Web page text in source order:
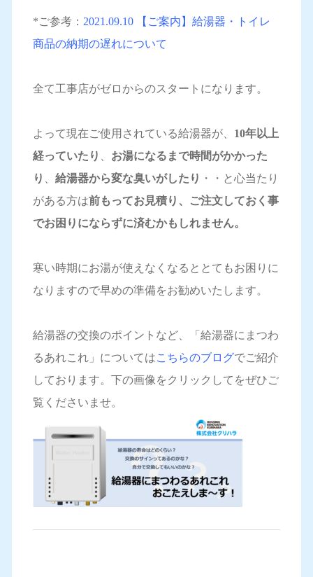
*ご参考： 2021.09.10 【ご案内】給湯器・トイレ
商品の納期の遅れについて
全て工事店がゼロからのスタートになります。
よって現在ご使用されている給湯器が、 10年以上
経っていたり
お湯になるまで時間がかかった
り
給湯器から変な臭いがしたり ・・と心当たり
がある方は前もってお見積り、ご注文しておく事
でお困りにならずに済むかもしれません。
寒い時期にお湯が使えなくなるととてもお困りに
なりますので早めの準備をお勧めいたします。
給湯器の交換のポイントなど、「給湯器にまつわ
るあれこれ」についてはこちらのブログでご紹介
しております。下の画像をクリックしてをぜひご
覧くださいませ。